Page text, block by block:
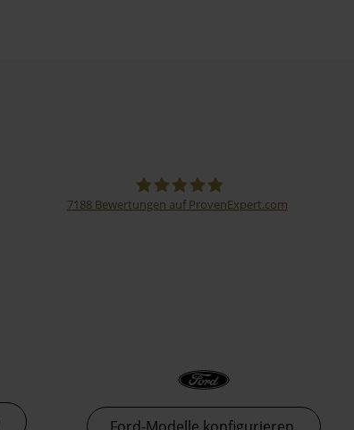
7188 Bewertungen auf ProvenExpert.com